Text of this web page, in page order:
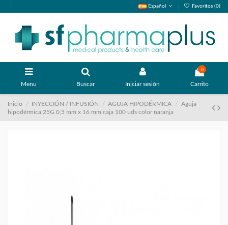
Español Favoritos (0)
Menu Buscar Iniciar sesión
0
Carrito
Inicio INYECCIÓN / INFUSIÓN AGUJA HIPODÉRMICA
Aguja
hipodérmica 25G 0,5 mm x 16 mm caja 100 uds color naranja